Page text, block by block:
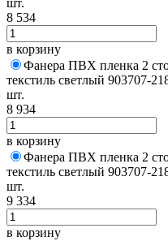
шт.
8 534
в корзину
Фанера ПВХ пленка 2
текстиль светлый 903707-
шт.
8 934
в корзину
Фанера ПВХ пленка 2
текстиль светлый 903707-
шт.
9 334
в корзину